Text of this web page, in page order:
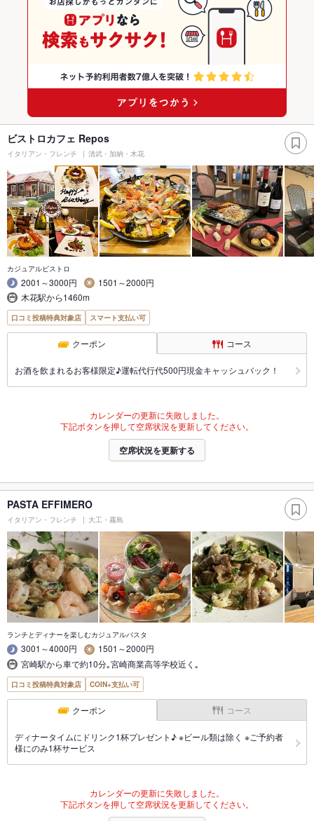
ビストロカフェ Repos
イタリアン・フレンチ 清武・加納・木花
カジュアルビストロ
2001～3000円
1501～2000円
木花駅から1460m
口コミ投稿特典対象店 スマート支払い可
クーポン コース
お酒を飲まれるお客様限定♪運転代行代500円現金キャッシュバック！
カレンダーの更新に失敗しました。
下記ボタンを押して空席状況を更新してください。
空席状況を更新する
PASTA EFFIMERO
イタリアン・フレンチ 大工・霧島
ランチとディナーを楽しむカジュアルパスタ
3001～4000円
1501～2000円
宮崎駅から車で約10分｡宮崎商業高等学校近く｡
口コミ投稿特典対象店 COIN+支払い可
クーポン コース
ディナータイムにドリンク1杯プレゼント♪ ※ビール類は除く ※ご予約者
様にのみ1杯サービス
カレンダーの更新に失敗しました。
下記ボタンを押して空席状況を更新してください。